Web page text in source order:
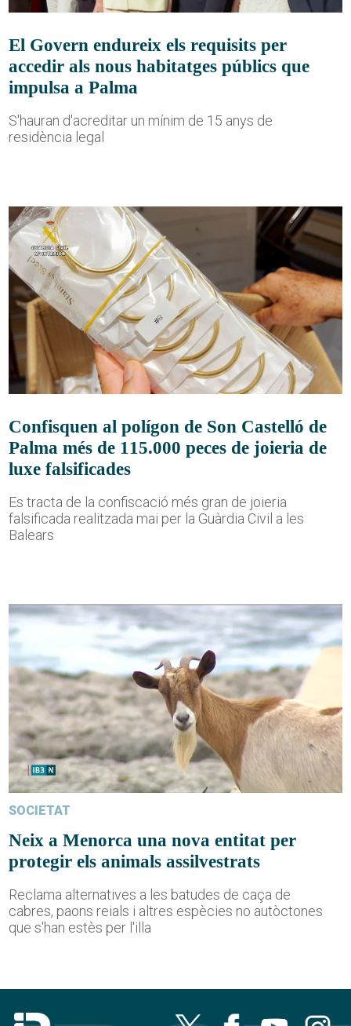
El Govern endureix els requisits per
accedir als nous habitatges públics que
impulsa a Palma
S'hauran d'acreditar un mínim de 15 anys de
residència legal
Confisquen al polígon de Son Castelló de
Palma més de 115.000 peces de joieria de
luxe falsificades
Es tracta de la confiscació més gran de joieria
falsificada realitzada mai per la Guàrdia Civil a les
Balears
SOCIETAT
Neix a Menorca una nova entitat per
protegir els animals assilvestrats
Reclama alternatives a les batudes de caça de
cabres, paons reials i altres espècies no autòctones
que s'han estès per l'illa